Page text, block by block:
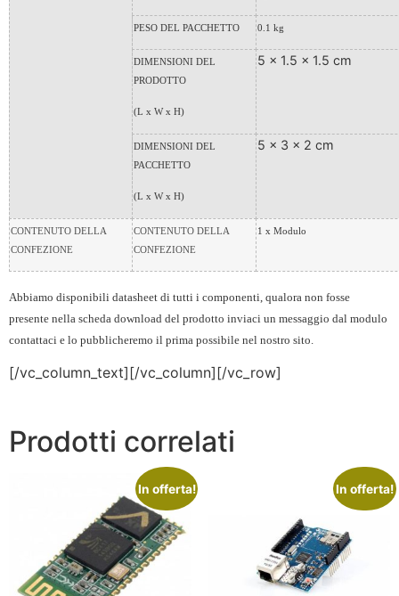
PESO DEL PACCHETTO 0.1 kg
DIMENSIONI DEL
PRODOTTO
(L x W x H)
5 x 1.5 x 1.5 cm
DIMENSIONI DEL
PACCHETTO
(L x W x H)
5 x 3 x 2 cm
CONTENUTO DELLA
CONFEZIONE
CONTENUTO DELLA
CONFEZIONE
1 x Modulo
Abbiamo disponibili datasheet di tutti i componenti, qualora non fosse
presente nella scheda download del prodotto inviaci un messaggio dal modulo
contattaci e lo pubblicheremo il prima possibile nel nostro sito.
[/vc_column_text][/vc_column][/vc_row]
Prodotti correlati
In offerta! In offerta!